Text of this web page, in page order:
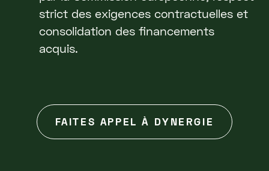
strict des exigences contractuelles et
consolidation des financements
acquis.
FAITES APPEL À DYNERGIE